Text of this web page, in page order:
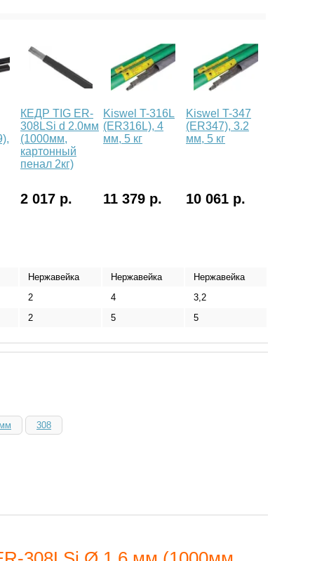
КЕДР TIG ER-
308LSi d 2.0мм
(1000мм,
картонный
пенал 2кг)
Kiswel T-316L
(ER316L), 4
мм, 5 кг
Kiswel T-347
(ER347), 3.2
мм, 5 кг
2 017 р. 11 379 р. 10 061 р.
Нержавейка Нержавейка
Нержавейка
2 4
3,2
2 5 5
308